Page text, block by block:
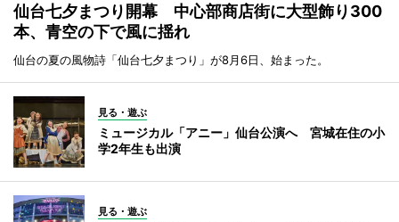
仙台七夕まつり開幕 中心部商店街に大型飾り300
本、青空の下で風に揺れ
仙台の夏の風物詩「仙台七夕まつり」が8月6日、始まった。
見る・遊ぶ
ミュージカル「アニー」仙台公演へ 宮城在住の小
学2年生も出演
見る・遊ぶ